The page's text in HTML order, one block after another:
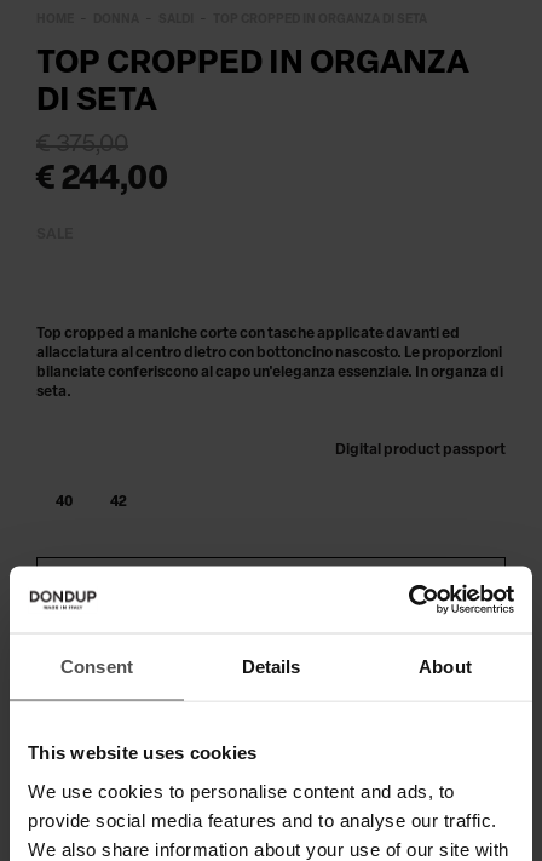
Consent Details About
This website uses cookies
We use cookies to personalise content and ads, to
provide social media features and to analyse our traffic.
We also share information about your use of our site with
TOP CROPPED IN ORGANZA
DI SETA
€ 244,00
€ 375,00
Digital product passport
40 42
Top cropped a maniche corte con tasche applicate davanti ed
allacciatura al centro dietro con bottoncino nascosto. Le proporzioni
bilanciate conferiscono al capo un'eleganza essenziale. In organza di
seta.
SPECIFICHE TECNICHE